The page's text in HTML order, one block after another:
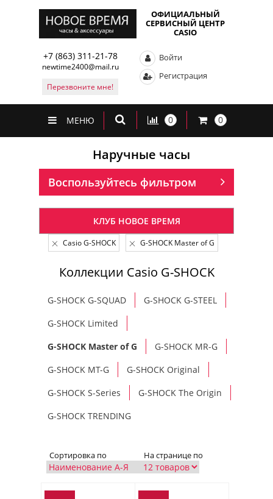
ОФИЦИАЛЬНЫЙ
СЕРВИСНЫЙ ЦЕНТР
CASIO
+7 (863) 311-21-78
newtime2400@mail.ru
Перезвоните мне!
Войти
Регистрация
МЕНЮ 0 0
Наручные часы
Воспользуйтесь фильтром
КЛУБ НОВОЕ ВРЕМЯ
Casio G-SHOCK G-SHOCK Master of G
Коллекции Casio G-SHOCK
G-SHOCK G-SQUAD
G-SHOCK G-STEEL
G-SHOCK Limited
G-SHOCK Master of G
G-SHOCK MR-G
G-SHOCK MT-G
G-SHOCK Original
G-SHOCK S-Series
G-SHOCK The Origin
G-SHOCK TRENDING
Сортировка по На странице по